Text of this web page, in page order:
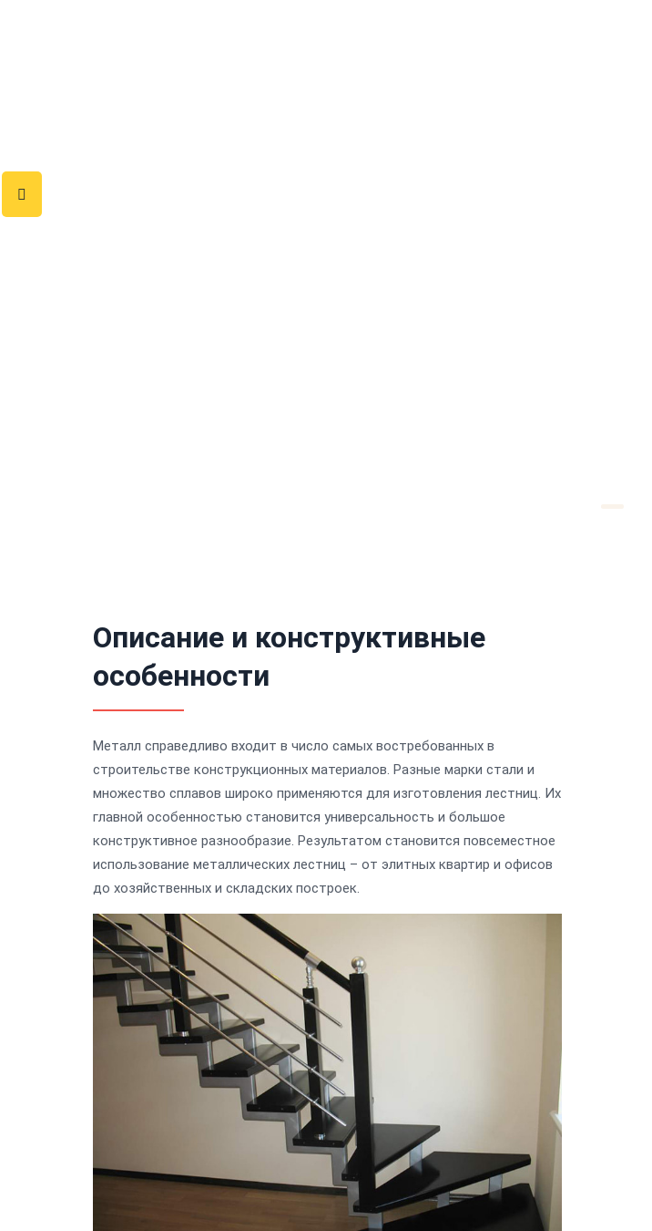
Описание и конструктивные
особенности
Металл справедливо входит в число самых востребованных в
строительстве конструкционных материалов. Разные марки стали и
множество сплавов широко применяются для изготовления лестниц. Их
главной особенностью становится универсальность и большое
конструктивное разнообразие. Результатом становится повсеместное
использование металлических лестниц – от элитных квартир и офисов
до хозяйственных и складских построек.